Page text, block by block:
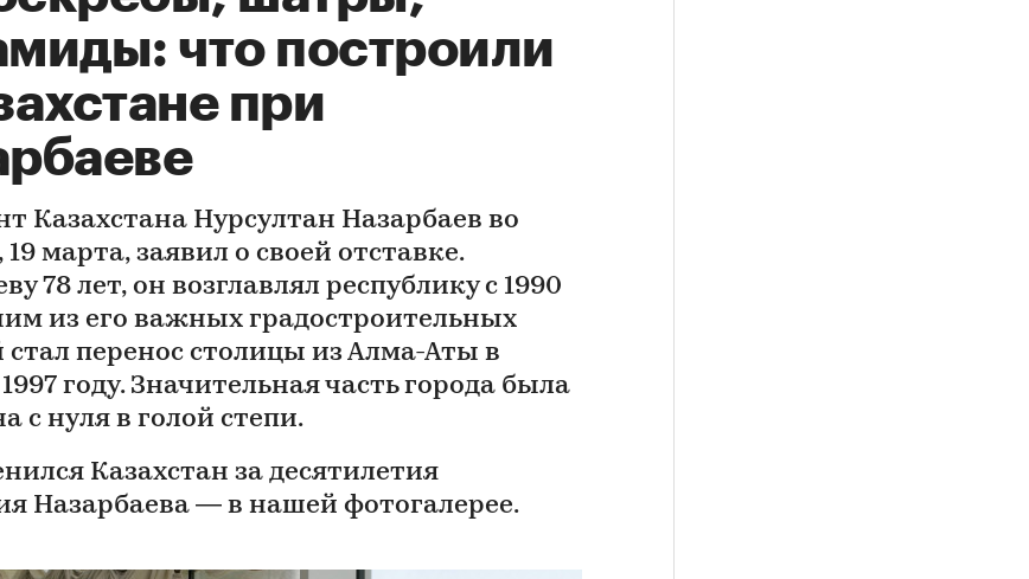
что построили
при
Казахстана Нурсултан Назарбаев во
марта, заявил о своей отставке.
78 лет, он возглавлял республику с 1990
из его важных градостроительных
перенос столицы из Алма-Аты в
году. Значительная часть города была
с нуля в голой степи.
Казахстан за десятилетия
Назарбаева — в нашей фотогалерее.